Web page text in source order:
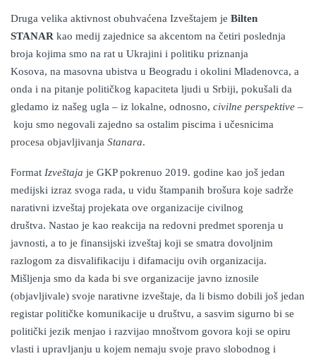
Druga velika aktivnost obuhvaćena Izveštajem je Bilten
STANAR kao medij zajednice sa akcentom na četiri poslednja
broja kojima smo na rat u Ukrajini i politiku priznanja
Kosova, na masovna ubistva u Beogradu i okolini Mladenovca, a
onda i na pitanje političkog kapaciteta ljudi u Srbiji, pokušali da
gledamo iz našeg ugla – iz lokalne, odnosno, civilne perspektive –
koju smo negovali zajedno sa ostalim piscima i učesnicima
procesa objavljivanja Stanara.
Format Izveštaja je GKP pokrenuo 2019. godine kao još jedan
medijski izraz svoga rada, u vidu štampanih brošura koje sadrže
narativni izveštaj projekata ove organizacije civilnog
društva. Nastao je kao reakcija na redovni predmet sporenja u
javnosti, a to je finansijski izveštaj koji se smatra dovoljnim
razlogom za disvalifikaciju i difamaciju ovih organizacija.
Mišljenja smo da kada bi sve organizacije javno iznosile
(objavljivale) svoje narativne izveštaje, da li bismo dobili još jedan
registar političke komunikacije u društvu, a sasvim sigurno bi se
politički jezik menjao i razvijao mnoštvom govora koji se opiru
vlasti i upravljanju u kojem nemaju svoje pravo slobodnog i